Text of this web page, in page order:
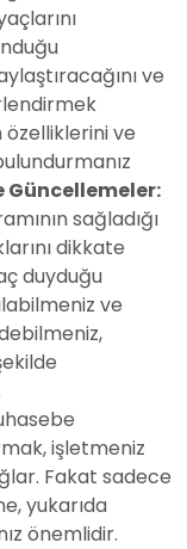
ve
özelliklerini ve
Güncellemeler:
sağladığı
dikkate
duyduğu
ve
işletmeniz
Fakat sadece
yukarıda
önemlidir.